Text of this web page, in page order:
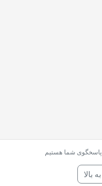
پاسخگوی شما هستیم